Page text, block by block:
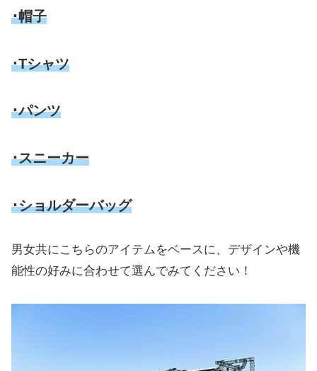
･帽子
･Tシャツ
･パンツ
･スニーカー
･ショルダーバッグ
男女共にこちらのアイテムをベースに、デザインや機
能性の好みに合わせて選んでみてください！